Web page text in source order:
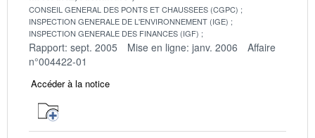
CONSEIL GENERAL DES PONTS ET CHAUSSEES (CGPC)
INSPECTION GENERALE DE L'ENVIRONNEMENT (IGE)
INSPECTION GENERALE DES FINANCES (IGF)
Rapport: sept. 2005 Mise en ligne: janv. 2006
Affaire
n°004422-01
Accéder à la notice